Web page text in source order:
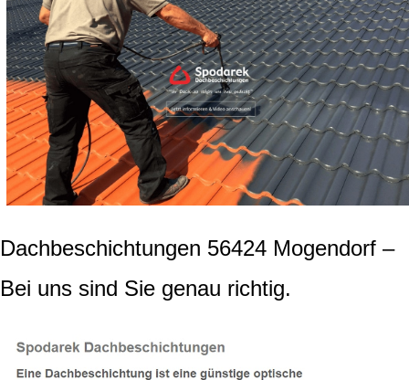
Dachbeschichtungen 56424 Mogendorf –
Bei uns sind Sie genau richtig.